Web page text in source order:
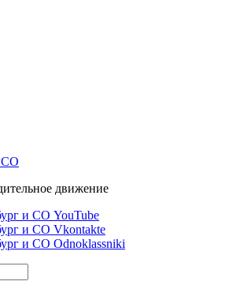
СО
движение
и СО YouTube
и СО Vkontakte
и СО Odnoklassniki